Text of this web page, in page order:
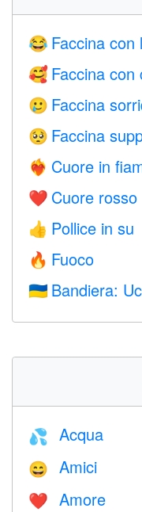
😂 Faccina con
🥰 Faccina con
🥲 Faccina
🥺 Faccina
❤️‍🔥 Cuore in
❤️ Cuore rosso
👍 Pollice in su
🔥 Fuoco
🇺🇦 Bandiera:
💦 Acqua
😄 Amici
❤️️ Amore